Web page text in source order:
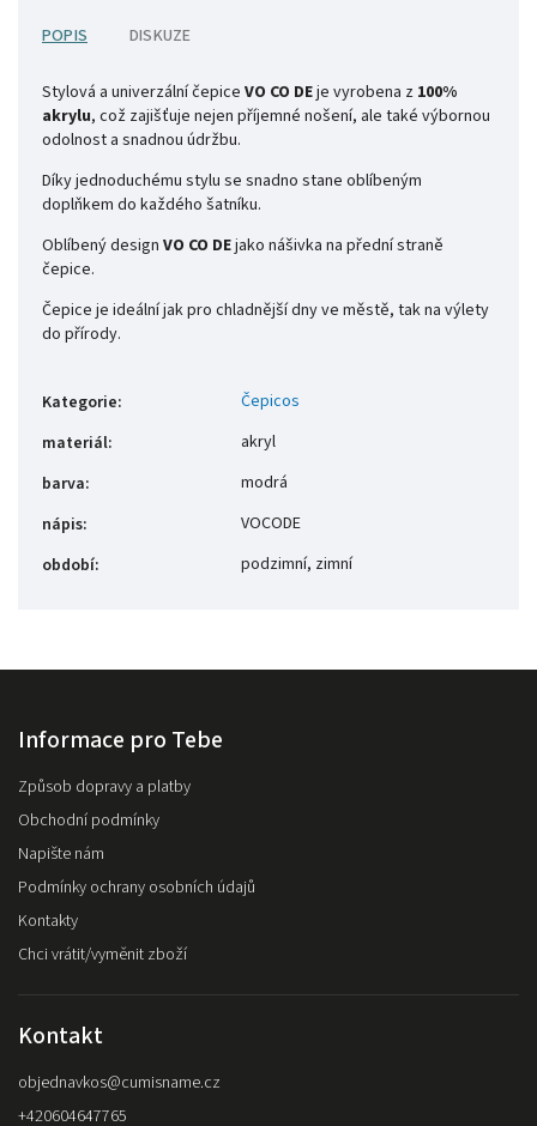
POPIS DISKUZE
Stylová a univerzální čepice VO CO DEje vyrobena z 100%
akrylu, což zajišťuje nejen příjemné nošení, ale také výbornou
odolnost a snadnou údržbu.
Díky jednoduchému stylu se snadno stane oblíbeným
doplňkem do každého šatníku.
Oblíbený design VO CO DEjako nášivka na přední straně
čepice.
Čepice je ideální jak pro chladnější dny ve městě, tak na výlety
do přírody.
Kategorie:
Čepicos
materiál:
akryl
barva:
modrá
nápis:
VOCODE
období: podzimní, zimní
Informace pro Tebe
Způsob dopravy a platby
Obchodní podmínky
Napište nám
Podmínky ochrany osobních údajů
Kontakty
Chci vrátit/vyměnit zboží
Kontakt
objednavkos@cumisname.cz
+420604647765